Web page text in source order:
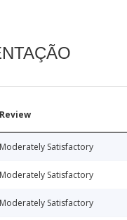
Review
Moderately Satisfactory
Moderately Satisfactory
Moderately Satisfactory